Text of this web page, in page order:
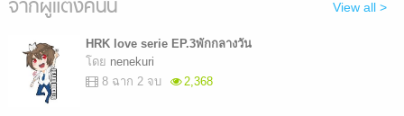
จากผู้แต่งคนนี้ View all >
HRK love serie EP.3พักกลางวัน
โดย nenekuri
8 ฉาก 2 จบ
2,368